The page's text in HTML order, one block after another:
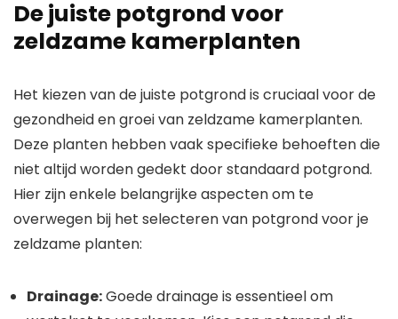
De juiste potgrond voor
zeldzame kamerplanten
Het kiezen van de juiste potgrond is cruciaal voor de
gezondheid en groei van zeldzame kamerplanten.
Deze planten hebben vaak specifieke behoeften die
niet altijd worden gedekt door standaard potgrond.
Hier zijn enkele belangrijke aspecten om te
overwegen bij het selecteren van potgrond voor je
zeldzame planten:
Drainage:Goede drainage is essentieel om